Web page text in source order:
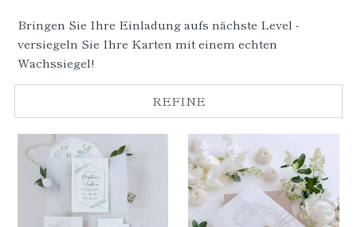
Shop by Style
Etsy-Shop
ÜBER UNS
EINLOGGEN/REGISTRIEREN
Mein Einkaufswagen
Bringen Sie Ihre Einladung aufs nächste Level -
versiegeln Sie Ihre Karten mit einem echten
Wachssiegel!
REFINE